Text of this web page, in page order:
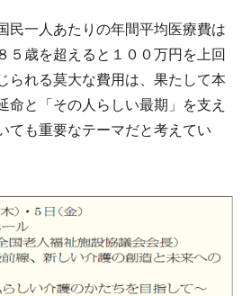
一人あたりの年間平均医療費は
５歳を超えると１００万円を上回
られる莫大な費用は、果たして本
命と「その人らしい最期」を支え
ても重要なテーマだと考えてい